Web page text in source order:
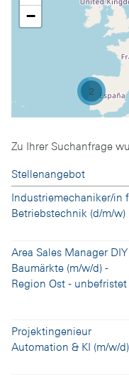
2
−
Zu Ihrer Suchanfrage
Stellenangebot
Industriemechaniker/in
Betriebstechnik (d/m/w)
Area Sales Manager
Baumärkte (m/w/d) -
Region Ost - unbefristet
Projektingenieur
Automation & KI (m/w/d)